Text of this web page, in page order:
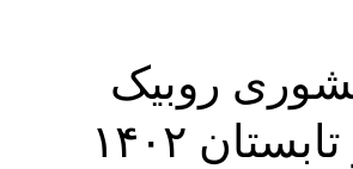
روبیک
۱۴۰۲